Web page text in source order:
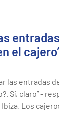
entradas
el
las entradas
Sí, claro” -
Los